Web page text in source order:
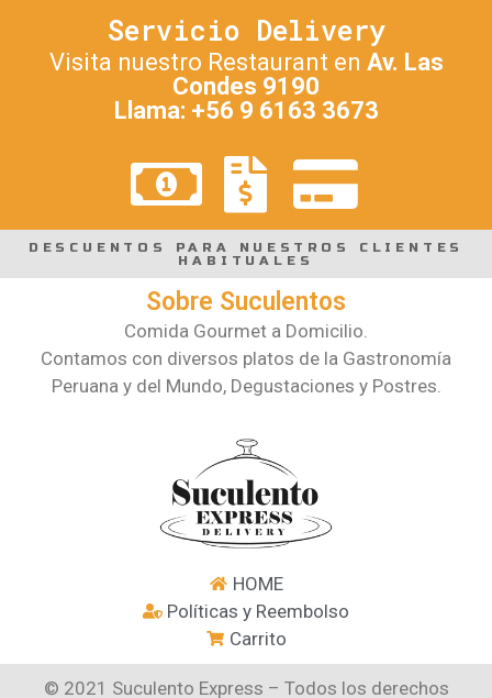
Servicio Delivery
Visita nuestro Restaurant en Av. Las
Condes 9190
Llama: +56 9 6163 3673
DESCUENTOS PARA NUESTROS CLIENTES
HABITUALES
Sobre Suculentos
Comida Gourmet a Domicilio.
Contamos con diversos platos de la Gastronomía
Peruana y del Mundo, Degustaciones y Postres.
HOME
Políticas y Reembolso
Carrito
© 2021 Suculento Express – Todos los derechos